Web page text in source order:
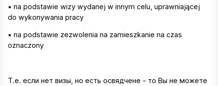
▪ na podstawie wizy wydanej w innym celu, uprawniającej
do wykonywania pracy
▪ na podstawie zezwolenia na zamieszkanie na czas
oznaczony
Т.е. если нет визы, но есть освядчене - то Вы не можете